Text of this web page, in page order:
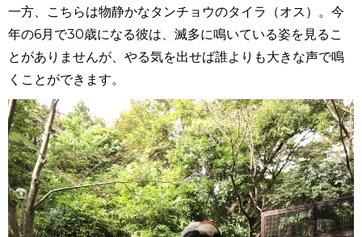
一方、こちらは物静かなタンチョウのタイラ（オス）。今
年の6月で30歳になる彼は、滅多に鳴いている姿を見るこ
とがありませんが、やる気を出せば誰よりも大きな声で鳴
くことができます。